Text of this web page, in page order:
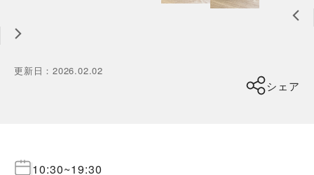
更新日 ：2026.02.02
シェア
10:30~19:30